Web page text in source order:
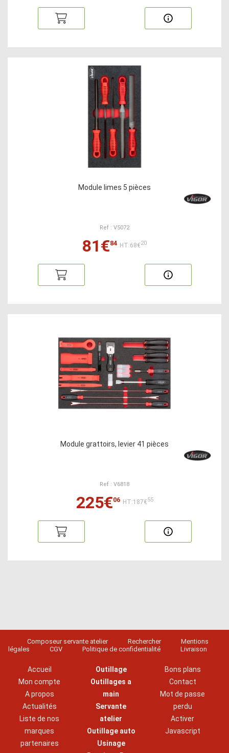
Module limes 5 pièces
Ref : V5072
81€84 HT:68€20
Module grattoirs, levier 41 pièces
Ref : V6818
225€06 HT:187€55
Composeur servante atelier Rechercher
Mentions
légales
CGV Politique de confidentialité Livraison
Accueil
Mon compte
A propos
Actualités
Liste de nos
marques
partenaires
Outillage
Outillages a
main
Servante
atelier
Outillage auto
Usinage
Bons plans
Contact
Mot de passe
perdu
Activer
Javascript